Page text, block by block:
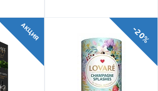
АКЦИЯ -20%